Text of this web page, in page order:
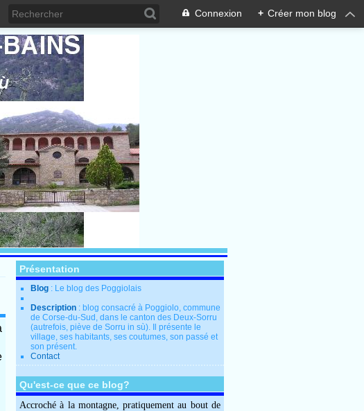
Connexion + Créer mon blog
Présentation
Blog : Le blog des Poggiolais
Description : blog consacré à Poggiolo, commune
de Corse-du-Sud, dans le canton des Deux-Sorru
(autrefois, piève de Sorru in sù). Il présente le
village, ses habitants, ses coutumes, son passé et
son présent.
Contact
Qu'est-ce que ce blog?
Accroché à la montagne, pratiquement au bout de